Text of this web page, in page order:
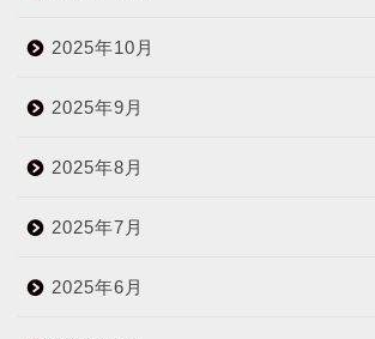
2025年10月
2025年9月
2025年8月
2025年7月
2025年6月